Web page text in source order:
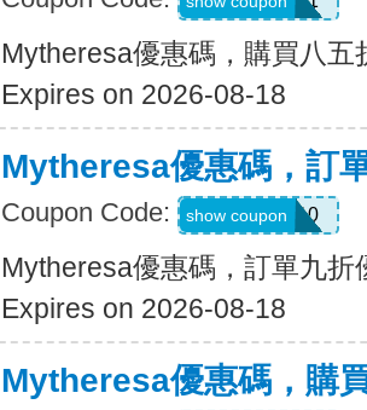
Mytheresa優惠碼，購買八五
Expires on 2026-08-18
Mytheresa優惠碼，訂
Coupon Code: MYT10
show coupon
Mytheresa優惠碼，訂單九折
Expires on 2026-08-18
Mytheresa優惠碼，購